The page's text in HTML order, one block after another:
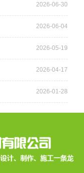
2026-06-30
2026-06-04
2026-05-19
2026-04-17
2026-01-28